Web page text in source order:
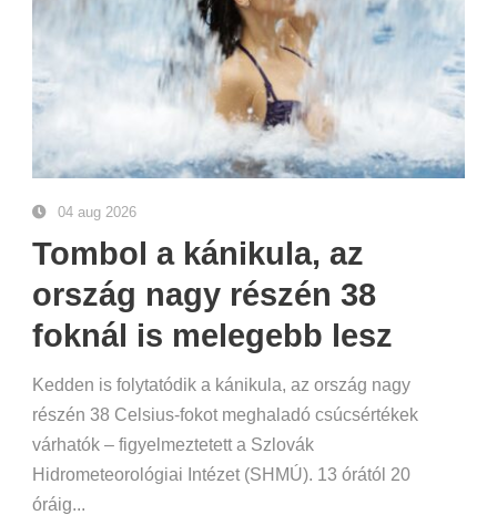
04 aug 2026
Tombol a kánikula, az
ország nagy részén 38
foknál is melegebb lesz
Kedden is folytatódik a kánikula, az ország nagy
részén 38 Celsius-fokot meghaladó csúcsértékek
várhatók – figyelmeztetett a Szlovák
Hidrometeorológiai Intézet (SHMÚ). 13 órától 20
óráig...